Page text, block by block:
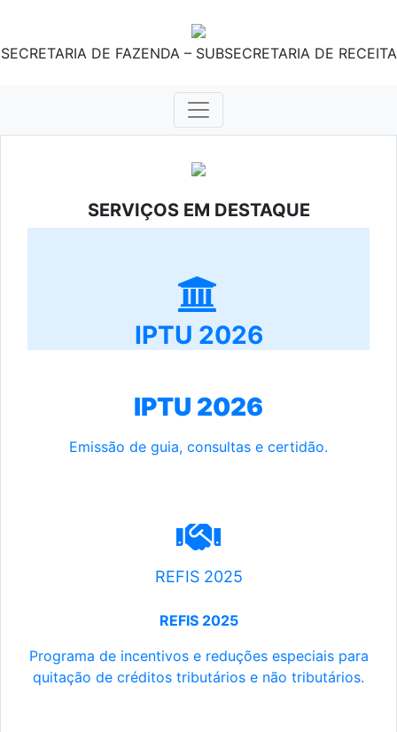
SECRETARIA DE FAZENDA – SUBSECRETARIA DE RECEITA
SERVIÇOS EM DESTAQUE
IPTU 2026
IPTU 2026
Emissão de guia, consultas e certidão.
REFIS 2025
REFIS 2025
Programa de incentivos e reduções especiais para
quitação de créditos tributários e não tributários.